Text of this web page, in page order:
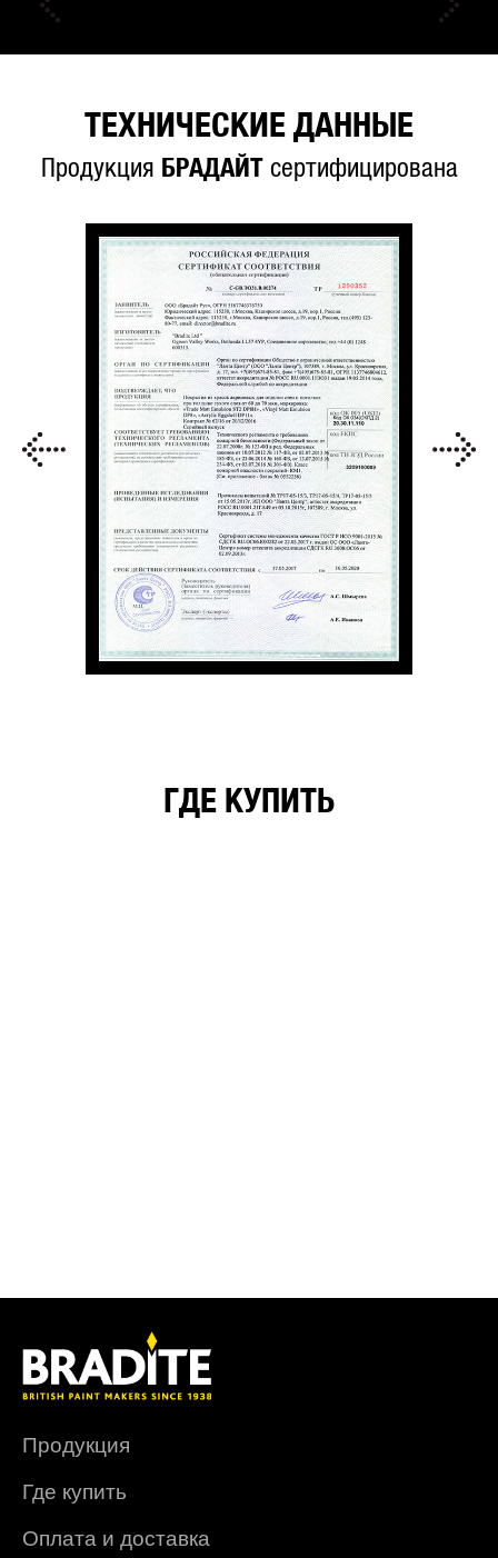
ТЕХНИЧЕСКИЕ ДАННЫЕ
Продукция БРАДАЙТсертифицирована
ГДЕ КУПИТЬ
Продукция
Где купить
Оплата и доставка